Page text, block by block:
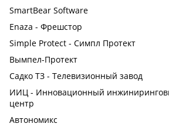
SmartBear Software
Enaza - Фрешстор
Simple Protect - Симпл Протект
Вымпел-Протект
Садко ТЗ - Телевизионный завод
ИИЦ - Инновационный
центр
Автономикс